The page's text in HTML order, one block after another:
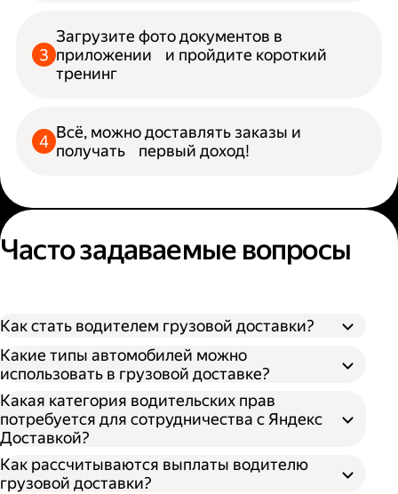
Загрузите фото документов в
приложении и пройдите короткий
тренинг
Всё, можно доставлять заказы и
получать первый доход!
Часто задаваемые вопросы
Как стать водителем грузовой доставки?
Какие типы автомобилей можно
использовать в грузовой доставке?
Какая категория водительских прав
потребуется для сотрудничества с Яндекс
Доставкой?
Как рассчитываются выплаты водителю
грузовой доставки?